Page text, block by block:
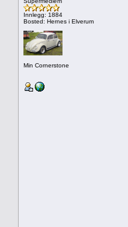
Innlegg: 1884
Bosted: Hernes i Elverum
Min Cornerstone